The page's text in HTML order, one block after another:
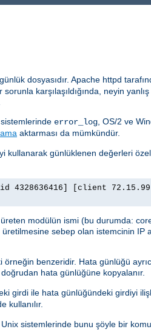
dosyasıdır. Apache httpd
karşılaşıldığında, neyin
error_log, OS/2 ve
aktarması da mümkündür.
kullanarak günlüklenen değerleri
4328636416] [client
modülün ismi (bu durumda:
sebep olan istemcinin IP
benzeridir. Hata günlüğü
hata günlüğüne kopyalanır.
girdi ile hata günlüğündeki girdiyi
kullanılır.
sistemlerinde bunu şöyle bir